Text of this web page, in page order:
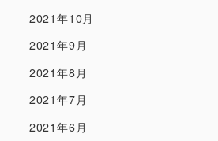
2021年10月
2021年9月
2021年8月
2021年7月
2021年6月